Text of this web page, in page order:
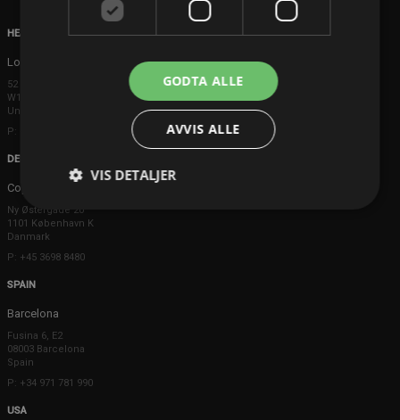
HEAD OFFICE
London
52 Brook Street
W1K 5DS London
United Kingdom
P: +44 203 608 8181
DENMARK
Copenhagen
Ny Østergade 20
1101 København K
Danmark
P: +45 3698 8480
SPAIN
Barcelona
Fusina 6, E2
08003 Barcelona
Spain
P: +34 971 781 990
USA
GODTA ALLE
AVVIS ALLE
VIS DETALJER